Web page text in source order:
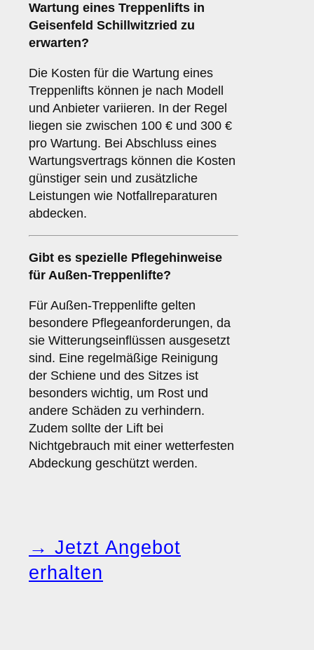
Wartung eines Treppenlifts in
Geisenfeld Schillwitzried zu
erwarten?
Die Kosten für die Wartung eines
Treppenlifts können je nach Modell
und Anbieter variieren. In der Regel
liegen sie zwischen 100 € und 300 €
pro Wartung. Bei Abschluss eines
Wartungsvertrags können die Kosten
günstiger sein und zusätzliche
Leistungen wie Notfallreparaturen
abdecken.
Gibt es spezielle Pflegehinweise
für Außen-Treppenlifte?
Für Außen-Treppenlifte gelten
besondere Pflegeanforderungen, da
sie Witterungseinflüssen ausgesetzt
sind. Eine regelmäßige Reinigung
der Schiene und des Sitzes ist
besonders wichtig, um Rost und
andere Schäden zu verhindern.
Zudem sollte der Lift bei
Nichtgebrauch mit einer wetterfesten
Abdeckung geschützt werden.
→ Jetzt Angebot
erhalten